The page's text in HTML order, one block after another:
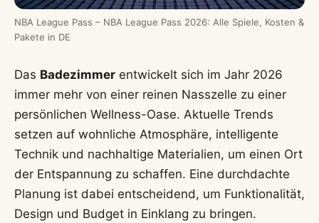
NBA League Pass – NBA League Pass 2026: Alle Spiele, Kosten &
Pakete in DE
Das Badezimmer entwickelt sich im Jahr 2026
immer mehr von einer reinen Nasszelle zu einer
persönlichen Wellness-Oase. Aktuelle Trends
setzen auf wohnliche Atmosphäre, intelligente
Technik und nachhaltige Materialien, um einen Ort
der Entspannung zu schaffen. Eine durchdachte
Planung ist dabei entscheidend, um Funktionalität,
Design und Budget in Einklang zu bringen.